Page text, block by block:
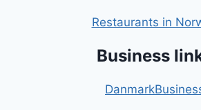
Restaurants in
Business